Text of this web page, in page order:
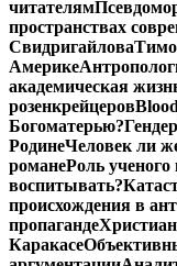
читателям
пространствах
Свидригайлова
Америке
академическая
розенкрейцеров
Богоматерью?
РодинеЧеловек ли
романеРоль
воспитывать?
происхождения в
пропаганде
Каракасе